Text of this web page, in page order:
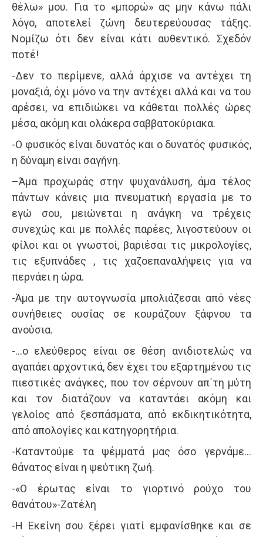
θέλω» μου. Για το «μπορώ» ας μην κάνω πάλι
λόγο, αποτελεί ζώνη δευτερεύουσας τάξης.
Νομίζω ότι δεν είναι κάτι αυθεντικό. Σχεδόν
ποτέ!
-Δεν το περίμενε, αλλά άρχισε να αντέχει τη
μοναξιά, όχι μόνο να την αντέχει αλλά και να του
αρέσει, να επιδιώκει να κάθεται πολλές ώρες
μέσα, ακόμη και ολάκερα σαββατοκύριακα.
-Ο φυσικός είναι δυνατός και ο δυνατός φυσικός,
η δύναμη είναι σαγήνη.
–Άμα προχωράς στην ψυχανάλυση, άμα τέλος
πάντων κάνεις μια πνευματική εργασία με το
εγώ σου, μειώνεται η ανάγκη να τρέχεις
συνεχώς και με πολλές παρέες, λιγοστεύουν οι
φίλοι και οι γνωστοί, βαριέσαι τις μικρολογίες,
τις εξυπνάδες , τις χαζοεπαναλήψεις για να
περνάει η ώρα.
-Άμα με την αυτογνωσία μπολιάζεσαι από νέες
συνήθειες ουσίας σε κουράζουν ξάφνου τα
ανούσια.
-…ο ελεύθερος είναι σε θέση ανιδιοτελώς να
αγαπάει αρχοντικά, δεν έχει του εξαρτημένου τις
πιεστικές ανάγκες, που τον σέρνουν απ΄τη μύτη
και τον διατάζουν να καταντάει ακόμη και
γελοίος από ξεσπάσματα, από εκδικητικότητα,
από απολογίες και κατηγορητήρια.
-Καταντούμε τα ψέμματά μας όσο γερνάμε…
θάνατος είναι η ψεύτικη ζωή.
-«Ο έρωτας είναι το γιορτινό ρούχο του
θανάτου»-Ζατέλη
-Η Εκείνη σου ξέρει γιατί εμφανίσθηκε και σε